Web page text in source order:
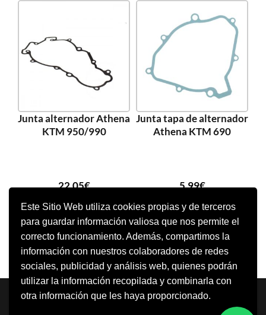
Este Sitio Web utiliza cookies propias y de terceros
para guardar información valiosa que nos permite el
correcto funcionamiento. Además, compartimos la
información con nuestros colaboradores de redes
sociales, publicidad y análisis web, quienes podrán
utilizar la información recopilada y combinarla con
otra información que les haya proporcionado.
Junta alternador Athena
KTM 950/990
22,05€
AÑADIR AL CARRITO
Junta tapa de alternador
Athena KTM 690
5,99€
AÑADIR AL CARRITO
Neve | Funciona gracias a WordPress